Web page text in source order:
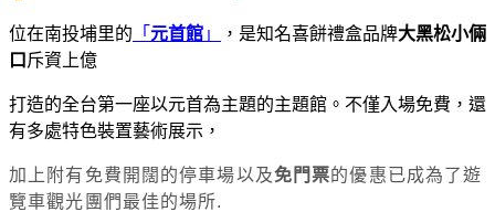
位在南投埔里的 「 元首館 」 ，是知名喜餅禮盒品牌大黑松小倆
口 斥資上億
打造的全台第一座以元首為主題的主題館。 不僅入場免費，還
有多處特色裝置藝術展示，
加上附有免費開闊的停車場以及免門票的優惠已成為了遊
覽車觀光團們最佳的場所.